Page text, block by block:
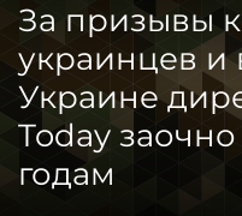
За призывы
украинцев и
Украине
Today
годам